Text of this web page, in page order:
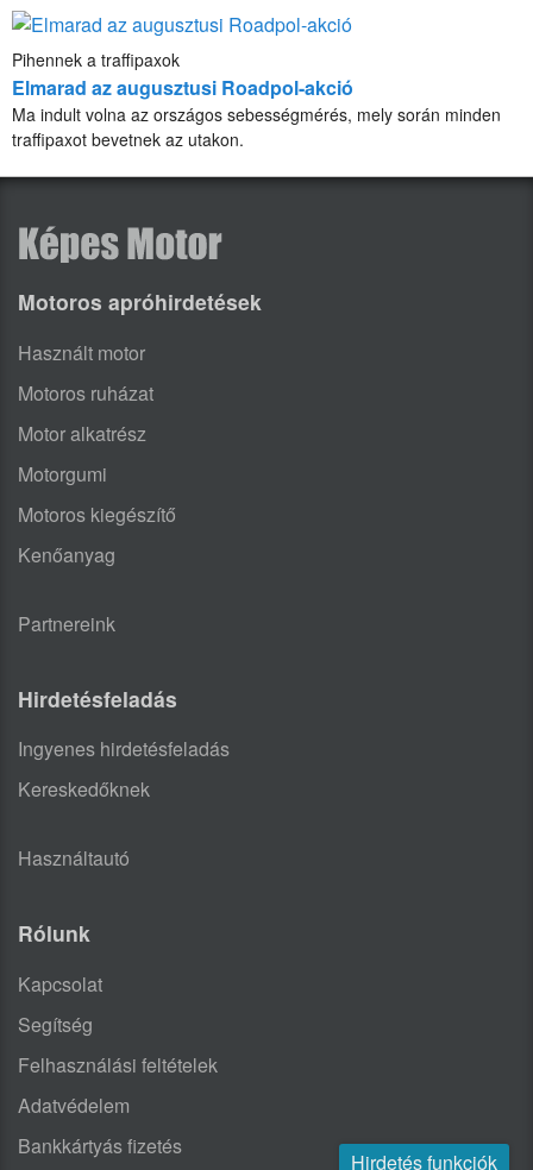
Hirdetés funkciók
Pihennek a traffipaxok
Elmarad az augusztusi Roadpol-akció
Ma indult volna az országos sebességmérés, mely során minden
traffipaxot bevetnek az utakon.
Motoros apróhirdetések
Használt motor
Motoros ruházat
Motor alkatrész
Motorgumi
Motoros kiegészítő
Kenőanyag
Partnereink
Hirdetésfeladás
Ingyenes hirdetésfeladás
Kereskedőknek
Használtautó
Rólunk
Kapcsolat
Segítség
Felhasználási feltételek
Adatvédelem
Bankkártyás fizetés